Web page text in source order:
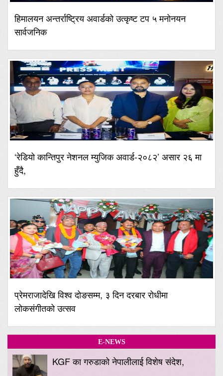
हिमालयन अन्तर्राष्ट्रिय अवार्डको उत्कृष्ट टप ५ मनोनयन
सार्वजनिक
‘रेडियो कान्तिपुर नेशनल म्युजिक अवार्ड-२०८२’ असार २६ मा
हुँदै,
प्रेमराजादेखि विश्व दोङसम्म, ३ दिन दरबार रोधीमा
लोकसंगीतको उत्सव
E-NEWS
KGF का गरुडाको नेपालीलाई विशेष संदेश,